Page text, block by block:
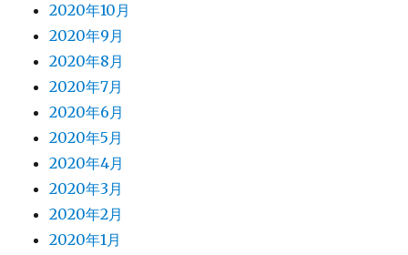
2020年10月
2020年9月
2020年8月
2020年7月
2020年6月
2020年5月
2020年4月
2020年3月
2020年2月
2020年1月